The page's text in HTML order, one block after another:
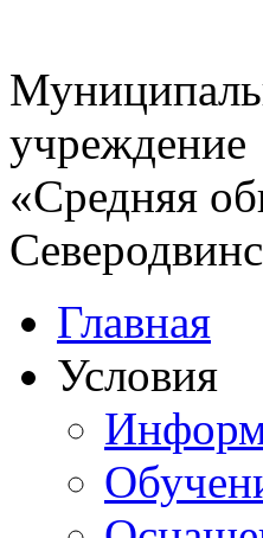
учреждение
«Средняя
Главная
Условия